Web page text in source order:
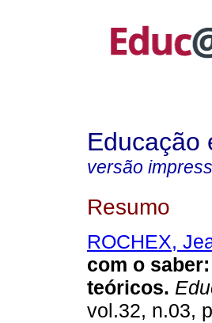
Educação
versão
Resumo
ROCHEX,
com o
teóricos.
vol.32, n.03,